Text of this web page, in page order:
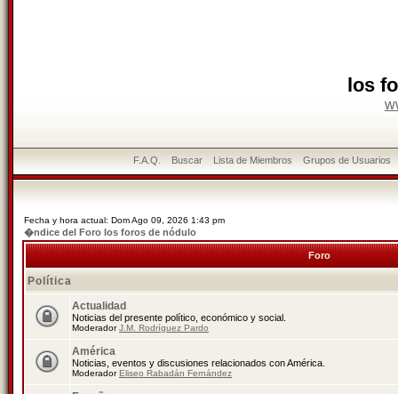
los
F.A.Q. Buscar Lista de Miembros Grupos de Usuarios
Fecha y hora actual: Dom Ago 09, 2026 1:43 pm
�ndice del Foro los foros de nódulo
Foro
Política
Actualidad
Noticias del presente político, económico y social.
ModeradorJ.M. Rodríguez Pardo
América
Noticias, eventos y discusiones relacionados con América.
ModeradorEliseo Rabadán Fernández